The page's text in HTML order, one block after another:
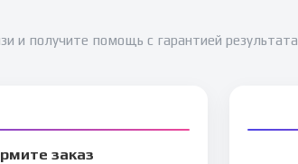
и получите помощь с гарантией результата
заказ